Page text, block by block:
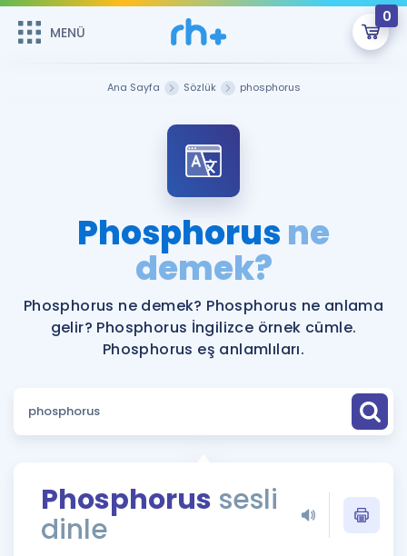
MENÜ
0
Şifremi Hatırlamıyorum
Sepetin Şu An Boş.
Remzi Hoca ile seni sınava hazırlayacak onlarca eğitim seni
bekliyor!
MENÜ
Katılımcı Görüşleri
Faydalı Araçlar
Ücretsiz Kaynaklar
Puan Hesaplama
ÖSYM Sınav Takvimi
Kampanyalar
İngilizce Gramer
Ana Sayfa Sözlük phosphorus
Phosphorusne
demek?
Phosphorus ne demek? Phosphorus ne anlama
gelir? Phosphorus İngilizce örnek cümle.
Phosphorus eş anlamlıları.
Phosphorus sesli
dinle